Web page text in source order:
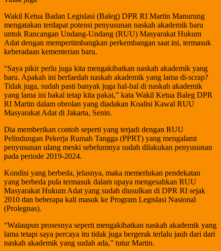
Wakil Ketua Badan Legislasi (Baleg) DPR RI Martin Manurung
mengatakan terdapat potensi penyusunan naskah akademik baru
untuk Rancangan Undang-Undang (RUU) Masyarakat Hukum
Adat dengan mempertimbangkan perkembangan saat ini, termasuk
keberadaan kementerian baru.
“Saya pikir perlu juga kita mengakibatkan naskah akademik yang
baru. Apakah ini berfaedah naskah akademik yang lama di-scrap?
Tidak juga, sudah pasti banyak juga hal-hal di naskah akademik
yang lama ini bakal tetap kita pakai,” kata Wakil Ketua Baleg DPR
RI Martin dalam obrolan yang diadakan Koalisi Kawal RUU
Masyarakat Adat di Jakarta, Senin.
Dia memberikan contoh seperti yang terjadi dengan RUU
Pelindungan Pekerja Rumah Tangga (PPRT) yang mengalami
penyusunan ulang meski sebelumnya sudah dilakukan penyusunan
pada periode 2019-2024.
Kondisi yang berbeda, jelasnya, maka memerlukan pendekatan
yang berbeda pula termasuk dalam upaya mengesahkan RUU
Masyarakat Hukum Adat yang sudah diusulkan di DPR RI sejak
2010 dan beberapa kali masuk ke Program Legislasi Nasional
(Prolegnas).
“Walaupun prosesnya seperti mengakibatkan naskah akademik yang
lama tetapi saya percaya itu tidak juga bergerak terlalu jauh dari dari
naskah akademik yang sudah ada,” tutur Martin.